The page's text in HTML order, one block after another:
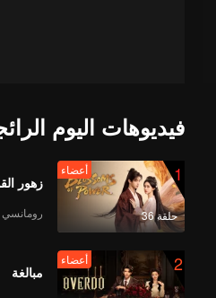
فيديوهات اليوم
1
حلقة 36
أعضاء
زهور
رومانسي
2 أعضاء
مبالغة